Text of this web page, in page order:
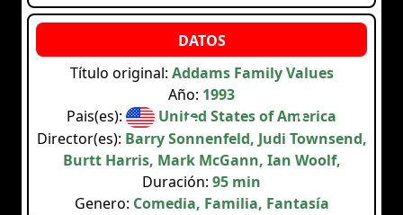
Título original: Addams Family Values
Año: 1993
Pais(es):
United States of America
Director(es): Barry Sonnenfeld, Judi Townsend,
Burtt Harris, Mark McGann, Ian Woolf,
Duración: 95 min
Genero: Comedia, Familia, Fantasía